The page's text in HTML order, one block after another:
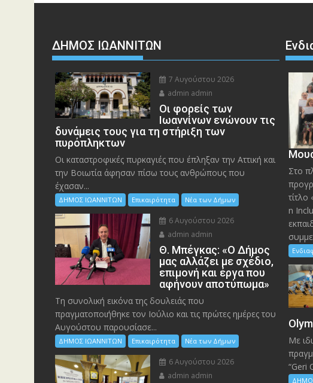
ΔΗΜΟΣ ΙΩΑΝΝΙΤΩΝ
7 Αυγούστου 2026
admin admin
Οι φορείς των
Ιωαννίνων ενώνουν τις
δυνάμεις τους για τη στήριξη των
πυρόπληκτων
Οι καταστροφικές πυρκαγιές που έπληξαν την Αττική και
την Bοιωτία άφησαν πίσω τους ανθρώπους που
έχασαν...
ΔΗΜΟΣ ΙΩΑΝΝΙΤΩΝ Επικαιρότητα Νέα των Δήμων
6 Αυγούστου 2026
admin admin
Θ. Μπέγκας: «Ο Δήμος
μας αλλάζει με σχέδιο,
επιμονή και έργα που
αφήνουν αποτύπωμα»
Τη συνολική εικόνα της δουλειάς που
πραγματοποιήθηκε τον Ιούλιο και τις πρώτες ημέρες του
Αυγούστου παρουσίασε...
ΔΗΜΟΣ ΙΩΑΝΝΙΤΩΝ Επικαιρότητα Νέα των Δήμων
6 Αυγούστου 2026
admin admin
Στο
n
Με
“Geri